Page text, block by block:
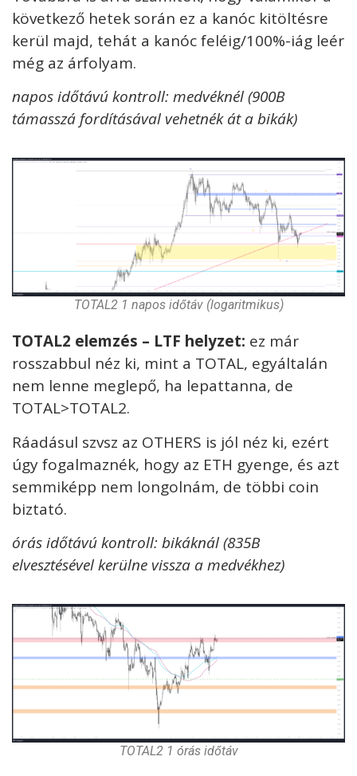
következő hetek során ez a kanóc kitöltésre
kerül majd, tehát a kanóc feléig/100%-iág leér
még az árfolyam.
napos időtávú kontroll: medvéknél (900B
támasszá fordításával vehetnék át a bikák)
TOTAL2 1 napos időtáv (logaritmikus)
TOTAL2 elemzés – LTF helyzet: ez már
rosszabbul néz ki, mint a TOTAL, egyáltalán
nem lenne meglepő, ha lepattanna, de
TOTAL>TOTAL2.
Ráadásul szvsz az OTHERS is jól néz ki, ezért
úgy fogalmaznék, hogy az ETH gyenge, és azt
semmiképp nem longolnám, de többi coin
biztató.
órás időtávú kontroll: bikáknál (835B
elvesztésével kerülne vissza a medvékhez)
TOTAL2 1 órás időtáv